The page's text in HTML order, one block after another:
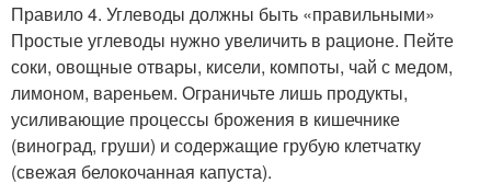
Правило 4. Углеводы должны быть «правильными»
Простые углеводы нужно увеличить в рационе. Пейте
соки, овощные отвары, кисели, компоты, чай с медом,
лимоном, вареньем. Ограничьте лишь продукты,
усиливающие процессы брожения в кишечнике
(виноград, груши) и содержащие грубую клетчатку
(свежая белокочанная капуста).